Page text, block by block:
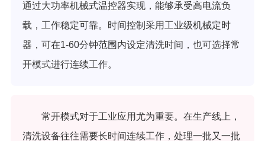
通过大功率机械式温控器实现，能够承受高电流负
载，工作稳定可靠。时间控制采用工业级机械定时
器，可在1-60分钟范围内设定清洗时间，也可选择常
开模式进行连续工作。
常开模式对于工业应用尤为重要。在生产线上，
清洗设备往往需要长时间连续工作，处理一批又一批